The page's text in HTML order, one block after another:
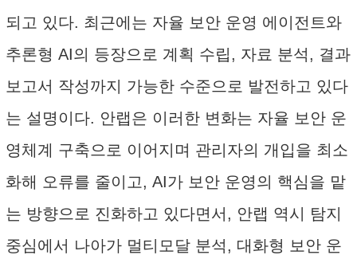
되고 있다. 최근에는 자율 보안 운영 에이전트와
추론형 AI의 등장으로 계획 수립, 자료 분석, 결과
보고서 작성까지 가능한 수준으로 발전하고 있다
는 설명이다. 안랩은 이러한 변화는 자율 보안 운
영체계 구축으로 이어지며 관리자의 개입을 최소
화해 오류를 줄이고, AI가 보안 운영의 핵심을 맡
는 방향으로 진화하고 있다면서, 안랩 역시 탐지
중심에서 나아가 멀티모달 분석, 대화형 보안 운